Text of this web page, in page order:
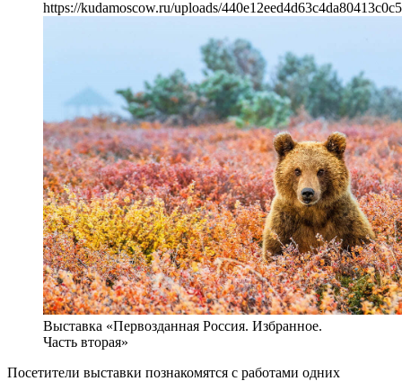
https://kudamoscow.ru/uploads/
Выставка «Первозданная Россия. Избранное.
Часть вторая»
Посетители выставки познакомятся с работами одних